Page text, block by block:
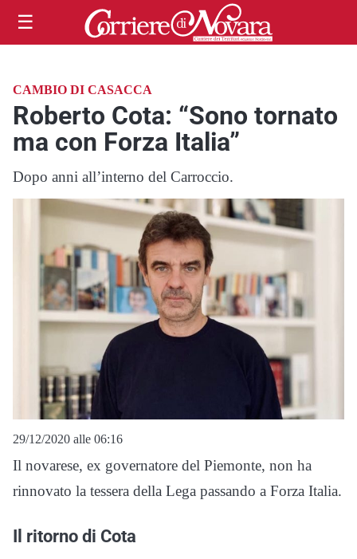
☰
CAMBIO DI CASACCA
Roberto Cota: “Sono tornato
ma con Forza Italia”
Dopo anni all’interno del Carroccio.
29/12/2020 alle 06:16
Il novarese, ex governatore del Piemonte, non ha
rinnovato la tessera della Lega passando a Forza Italia.
Il ritorno di Cota